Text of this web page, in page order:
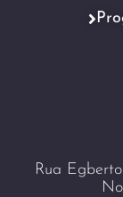
Rua